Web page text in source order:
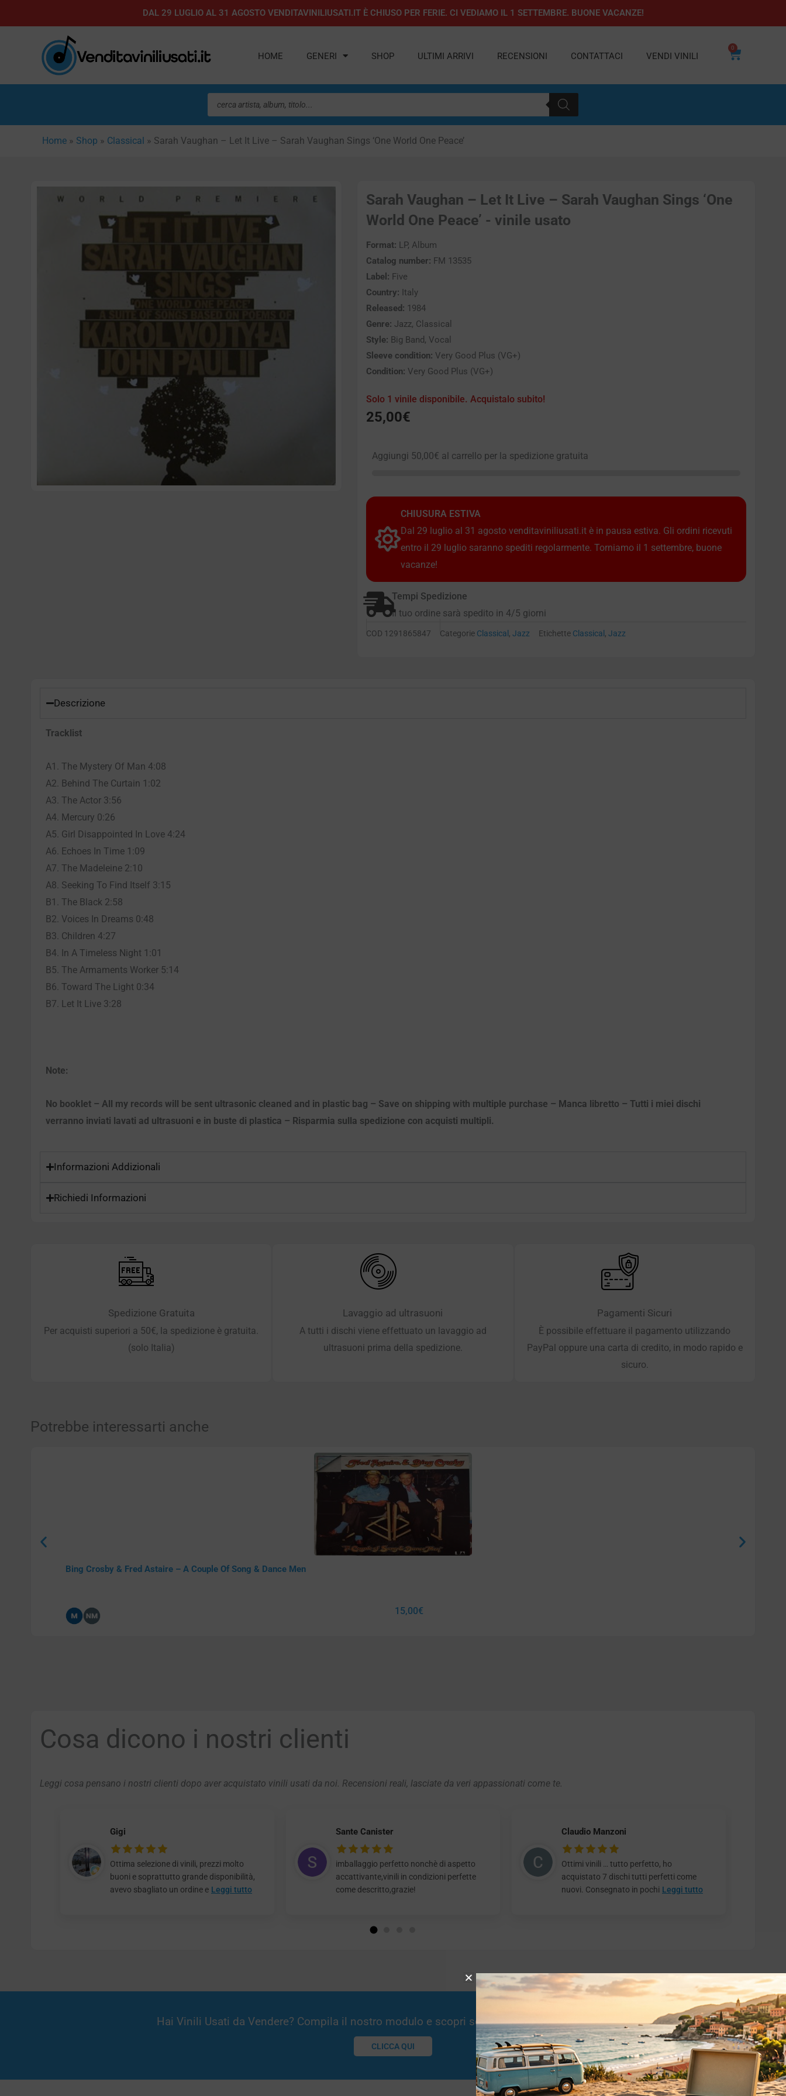
al
DAL 29 LUGLIO AL 31 AGOSTO VENDITAVINILIUSATI.IT È CHIUSO PER FERIE. CI VEDIAMO IL 1 SETTEMBRE. BUONE VACANZE!
HOME GENERI SHOP ULTIMI ARRIVI RECENSIONI CONTATTACI VENDI VINILI
0
Carrello
Ricerca
prodotti
Home » Shop » Classical » Sarah Vaughan – Let It Live – Sarah Vaughan Sings ‘One World One Peace’
Sarah Vaughan – Let It Live – Sarah Vaughan Sings ‘One
World One Peace’ - vinile usato
Format: LP, Album
Catalog number: FM 13535
Label: Five
Country: Italy
Released: 1984
Genre: Jazz, Classical
Style: Big Band, Vocal
Sleeve condition: Very Good Plus (VG+)
Condition: Very Good Plus (VG+)
Solo 1 vinile disponibile. Acquistalo subito!
25,00€
Aggiungi 50,00€ al carrello per la spedizione gratuita
CHIUSURA ESTIVA
Dal 29 luglio al 31 agosto venditaviniliusati.it è in pausa estiva. Gli ordini ricevuti
entro il 29 luglio saranno spediti regolarmente. Torniamo il 1 settembre, buone
vacanze!
Tempi Spedizione
Il tuo ordine sarà spedito in 4/5 giorni
COD 1291865847 Categorie Classical , Jazz Etichette Classical , Jazz
Descrizione
Tracklist
A1. The Mystery Of Man 4:08
A2. Behind The Curtain 1:02
A3. The Actor 3:56
A4. Mercury 0:26
A5. Girl Disappointed In Love 4:24
A6. Echoes In Time 1:09
A7. The Madeleine 2:10
A8. Seeking To Find Itself 3:15
B1. The Black 2:58
B2. Voices In Dreams 0:48
B3. Children 4:27
B4. In A Timeless Night 1:01
B5. The Armaments Worker 5:14
B6. Toward The Light 0:34
B7. Let It Live 3:28
Note:
No booklet – All my records will be sent ultrasonic cleaned and in plastic bag – Save on shipping with multiple purchase – Manca libretto – Tutti i miei dischi
verranno inviati lavati ad ultrasuoni e in buste di plastica – Risparmia sulla spedizione con acquisti multipli.
Informazioni Addizionali
Richiedi Informazioni
Spedizione Gratuita
Per acquisti superiori a 50€, la spedizione è gratuita.
(solo Italia)
Lavaggio ad ultrasuoni
A tutti i dischi viene effettuato un lavaggio ad
ultrasuoni prima della spedizione.
Pagamenti Sicuri
È possibile effettuare il pagamento utilizzando
PayPal oppure una carta di credito, in modo rapido e
sicuro.
Potrebbe interessarti anche
Bing Crosby & Fred Astaire – A Couple Of Song & Dance Men
15,00€
Cosa dicono i nostri clienti
Leggi cosa pensano i nostri clienti dopo aver acquistato vinili usati da noi. Recensioni reali, lasciate da veri appassionati come te.
Gigi
Ottima selezione di vinili, prezzi molto
buoni e soprattutto grande disponibilità,
avevo sbagliato un ordine e Leggi tutto
Sante Canister
imballaggio perfetto nonchè di aspetto
accattivante,vinili in condizioni perfette
come descritto,grazie!
Claudio Manzoni
Ottimi vinili … tutto perfetto, ho
acquistato 7 dischi tutti perfetti come
nuovi. Consegnato in pochi Leggi tutto
Hai Vinili Usati da Vendere? Compila il nostro modulo e scopri se potremmo essere interessati!
CLICCA QUI